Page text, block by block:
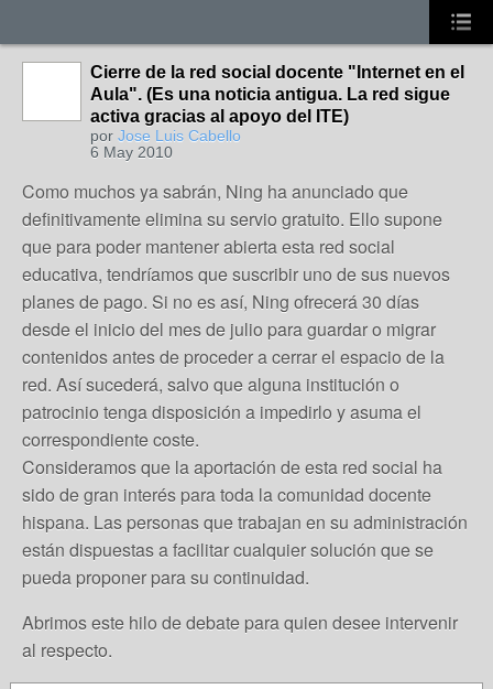
Cierre de la red social docente "Internet en el
Aula". (Es una noticia antigua. La red sigue
activa gracias al apoyo del ITE)
por Jose Luis Cabello
6 May 2010
Como muchos ya sabrán, Ning ha anunciado que
definitivamente elimina su servio gratuito. Ello supone
que para poder mantener abierta esta red social
educativa, tendríamos que suscribir uno de sus nuevos
planes de pago. Si no es así, Ning ofrecerá 30 días
desde el inicio del mes de julio para guardar o migrar
contenidos antes de proceder a cerrar el espacio de la
red. Así sucederá, salvo que alguna institución o
patrocinio tenga disposición a impedirlo y asuma el
correspondiente coste.
Consideramos que la aportación de esta red social ha
sido de gran interés para toda la comunidad docente
hispana. Las personas que trabajan en su administración
están dispuestas a facilitar cualquier solución que se
pueda proponer para su continuidad.
Abrimos este hilo de debate para quien desee intervenir
al respecto.